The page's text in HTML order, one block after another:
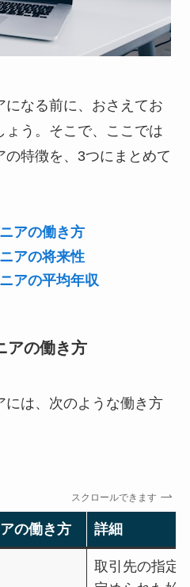
になる前に、おさえてお
ょう。そこで、ここでは
の特徴を、3つにまとめて
アの働き方
アの将来性
アの平均年収
アの働き方
には、次のような働き方
スクロールできます
の働き方 詳細
取引先の指定